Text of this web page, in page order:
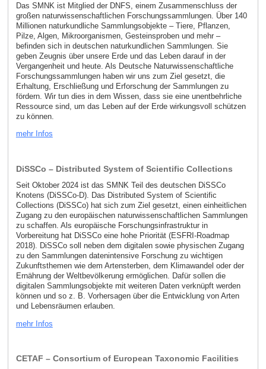
Das SMNK ist Mitglied der DNFS, einem Zusammenschluss der
großen naturwissenschaftlichen Forschungssammlungen. Über 140
Millionen naturkundliche Sammlungsobjekte – Tiere, Pflanzen,
Pilze, Algen, Mikroorganismen, Gesteinsproben und mehr –
befinden sich in deutschen naturkundlichen Sammlungen. Sie
geben Zeugnis über unsere Erde und das Leben darauf in der
Vergangenheit und heute. Als Deutsche Naturwissenschaftliche
Forschungssammlungen haben wir uns zum Ziel gesetzt, die
Erhaltung, Erschließung und Erforschung der Sammlungen zu
fördern. Wir tun dies in dem Wissen, dass sie eine unentbehrliche
Ressource sind, um das Leben auf der Erde wirkungsvoll schützen
zu können.
mehr Infos
DiSSCo – Distributed System of Scientific Collections
Seit Oktober 2024 ist das SMNK Teil des deutschen DiSSCo
Knotens (DiSSCo-D). Das Distributed System of Scientific
Collections (DiSSCo) hat sich zum Ziel gesetzt, einen einheitlichen
Zugang zu den europäischen naturwissenschaftlichen Sammlungen
zu schaffen. Als europäische Forschungsinfrastruktur in
Vorbereitung hat DiSSCo eine hohe Priorität (ESFRI-Roadmap
2018). DiSSCo soll neben dem digitalen sowie physischen Zugang
zu den Sammlungen datenintensive Forschung zu wichtigen
Zukunftsthemen wie dem Artensterben, dem Klimawandel oder der
Ernährung der Weltbevölkerung ermöglichen. Dafür sollen die
digitalen Sammlungsobjekte mit weiteren Daten verknüpft werden
können und so z. B. Vorhersagen über die Entwicklung von Arten
und Lebensräumen erlauben.
mehr Infos
CETAF – Consortium of European Taxonomic Facilities